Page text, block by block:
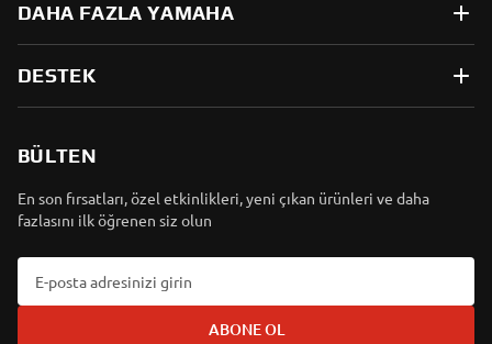
DAHA FAZLA YAMAHA
DESTEK
BÜLTEN
En son fırsatları, özel etkinlikleri, yeni çıkan ürünleri ve daha
fazlasını ilk öğrenen siz olun
ABONE OL